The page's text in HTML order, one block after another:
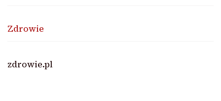
Zdrowie
zdrowie.pl